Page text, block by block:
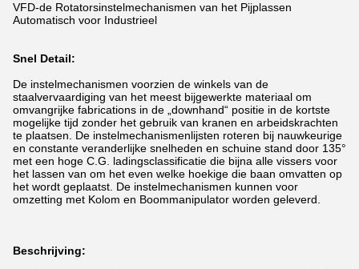
VFD-de Rotatorsinstelmechanismen van het Pijplassen
Automatisch voor Industrieel
Snel Detail:
De instelmechanismen voorzien de winkels van de
staalvervaardiging van het meest bijgewerkte materiaal om
omvangrijke fabrications in de „downhand“ positie in de kortste
mogelijke tijd zonder het gebruik van kranen en arbeidskrachten
te plaatsen. De instelmechanismenlijsten roteren bij nauwkeurige
en constante veranderlijke snelheden en schuine stand door 135°
met een hoge C.G. ladingsclassificatie die bijna alle vissers voor
het lassen van om het even welke hoekige die baan omvatten op
het wordt geplaatst. De instelmechanismen kunnen voor
omzetting met Kolom en Boommanipulator worden geleverd.
Beschrijving: